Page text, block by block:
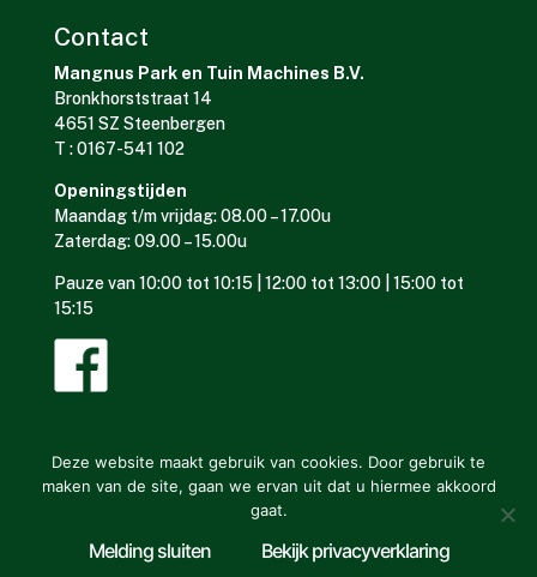
Contact
Mangnus Park en Tuin Machines B.V.
Bronkhorststraat 14
4651 SZ Steenbergen
T : 0167-541 102
Openingstijden
Maandag t/m vrijdag: 08.00 – 17.00u
Zaterdag: 09.00 – 15.00u
Pauze van 10:00 tot 10:15 | 12:00 tot 13:00 | 15:00 tot
15:15
Vermeulen Steenbergen
Deze website maakt gebruik van cookies. Door gebruik te
maken van de site, gaan we ervan uit dat u hiermee akkoord
gaat.
Melding sluiten Bekijk privacyverklaring